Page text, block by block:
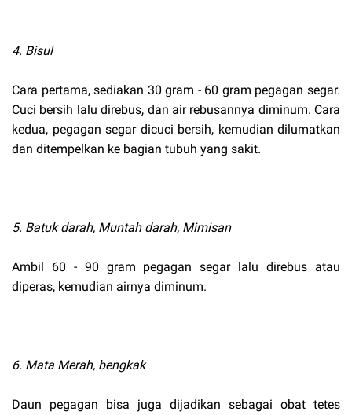
4. Bisul
Cara pertama, sediakan 30 gram - 60 gram pegagan segar.
Cuci bersih lalu direbus, dan air rebusannya diminum. Cara
kedua, pegagan segar dicuci bersih, kemudian dilumatkan
dan ditempelkan ke bagian tubuh yang sakit.
5. Batuk darah, Muntah darah, Mimisan
Ambil 60 - 90 gram pegagan segar lalu direbus atau
diperas, kemudian airnya diminum.
6. Mata Merah, bengkak
Daun pegagan bisa juga dijadikan sebagai obat tetes